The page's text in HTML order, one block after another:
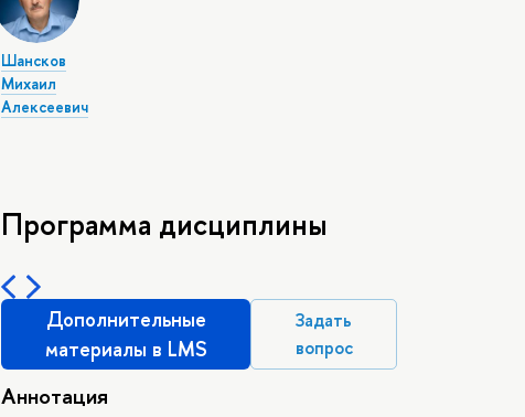
Шансков
Михаил
Алексеевич
Программа дисциплины
Дополнительные
материалы в LMS
Задать
вопрос
Аннотация